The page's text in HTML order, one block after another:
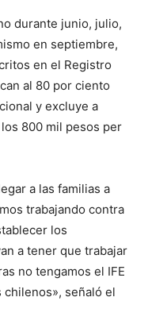
durante junio, julio,
en septiembre,
en el Registro
al 80 por ciento
y excluye a
800 mil pesos per
a las familias a
trabajando contra
los
a tener que trabajar
no tengamos el IFE
señaló el